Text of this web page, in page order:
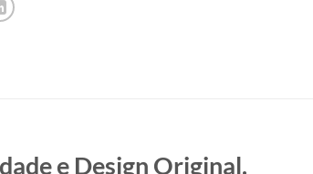
e Design Original.